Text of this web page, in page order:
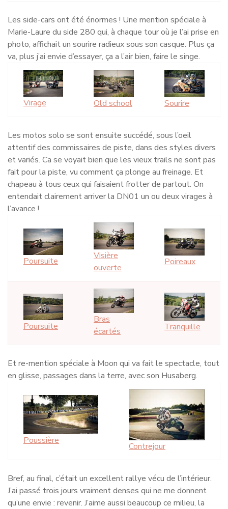
Les side-cars ont été énormes ! Une mention spéciale à
Marie-Laure du side 280 qui, à chaque tour où je l’ai prise en
photo, affichait un sourire radieux sous son casque. Plus ça
va, plus j’ai envie d’essayer, ça a l’air bien, faire le singe.
Virage Old school Sourire
Les motos solo se sont ensuite succédé, sous l’oeil
attentif des commissaires de piste, dans des styles divers
et variés. Ca se voyait bien que les vieux trails ne sont pas
fait pour la piste, vu comment ça plonge au freinage. Et
chapeau à tous ceux qui faisaient frotter de partout. On
entendait clairement arriver la DN01 un ou deux virages à
l’avance !
Poursuite
Visière
ouverte
Poireaux
Poursuite
Bras
écartés
Tranquille
Et re-mention spéciale à Moon qui va fait le spectacle, tout
en glisse, passages dans la terre, avec son Husaberg.
Poussière
Contrejour
Bref, au final, c’était un excellent rallye vécu de l’intérieur.
J’ai passé trois jours vraiment denses qui ne me donnent
qu’une envie : revenir. J’aime aussi beaucoup ce milieu, la